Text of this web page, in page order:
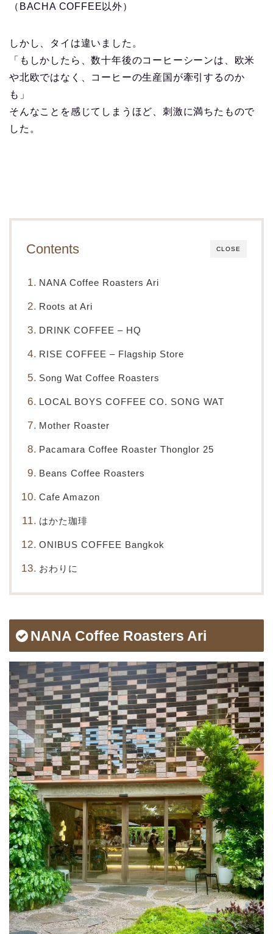
（BACHA COFFEE以外）
しかし、タイは違いました。
「もしかしたら、数十年後のコーヒーシーンは、欧米
や北欧ではなく、コーヒーの生産国が牽引するのか
も」
そんなことを感じてしまうほど、刺激に満ちたもので
した。
CLOSE
Contents
NANA Coffee Roasters Ari
Roots at Ari
DRINK COFFEE – HQ
RISE COFFEE – Flagship Store
Song Wat Coffee Roasters
LOCAL BOYS COFFEE CO. SONG WAT
Mother Roaster
Pacamara Coffee Roaster Thonglor 25
Beans Coffee Roasters
Cafe Amazon
はかた珈琲
ONIBUS COFFEE Bangkok
おわりに
NANA Coffee Roasters Ari